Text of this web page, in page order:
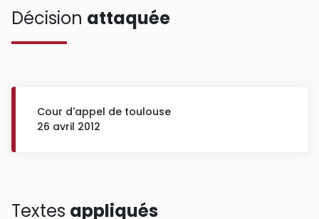
Décision attaquée
Cour d'appel de toulouse
26 avril 2012
Textes appliqués